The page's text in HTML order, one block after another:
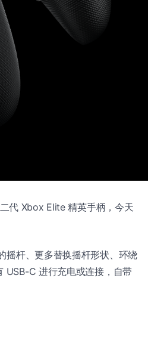
代 Xbox Elite 精英手柄，今天
摇杆、更多替换摇杆形状、环绕
USB-C 进行充电或连接，自带